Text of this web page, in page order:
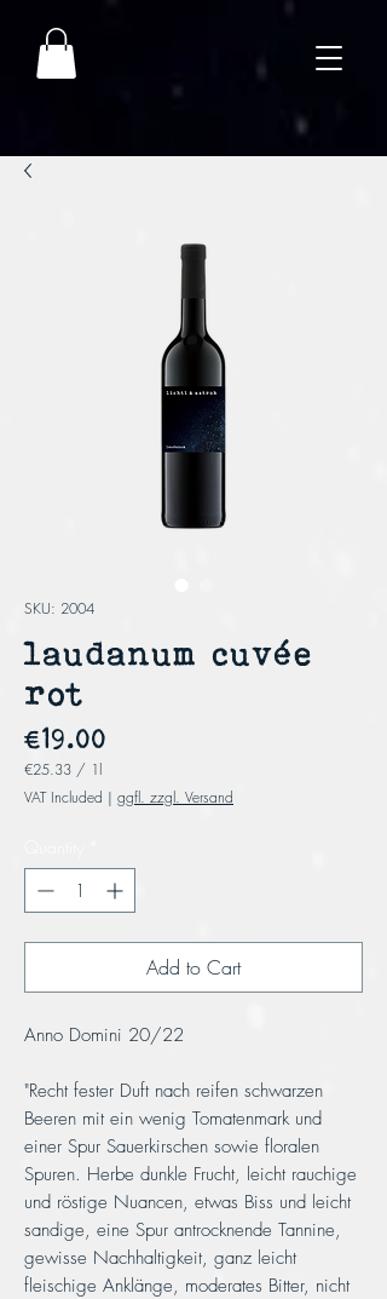
SKU: 2004
laudanum cuvée
rot
€19.00
€25.33 / 1l
€25.33
per
VAT Included | ggfl. zzgl. Versand
Add to Cart
Anno Domini 20/22
"Recht fester Duft nach reifen schwarzen
Beeren mit ein wenig Tomatenmark und
einer Spur Sauerkirschen sowie floralen
Spuren. Herbe dunkle Frucht, leicht rauchige
und röstige Nuancen, etwas Biss und leicht
sandige, eine Spur antrocknende Tannine,
gewisse Nachhaltigkeit, ganz leicht
fleischige Anklänge, moderates Bitter, nicht